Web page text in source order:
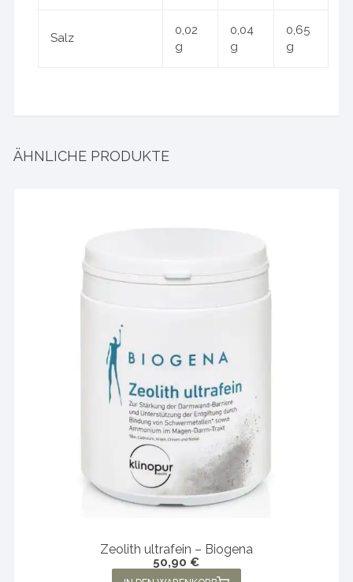
Salz
0,02
g
0,04
g
0,65
g
ÄHNLICHE PRODUKTE
Zeolith ultrafein – Biogena
50,90 €